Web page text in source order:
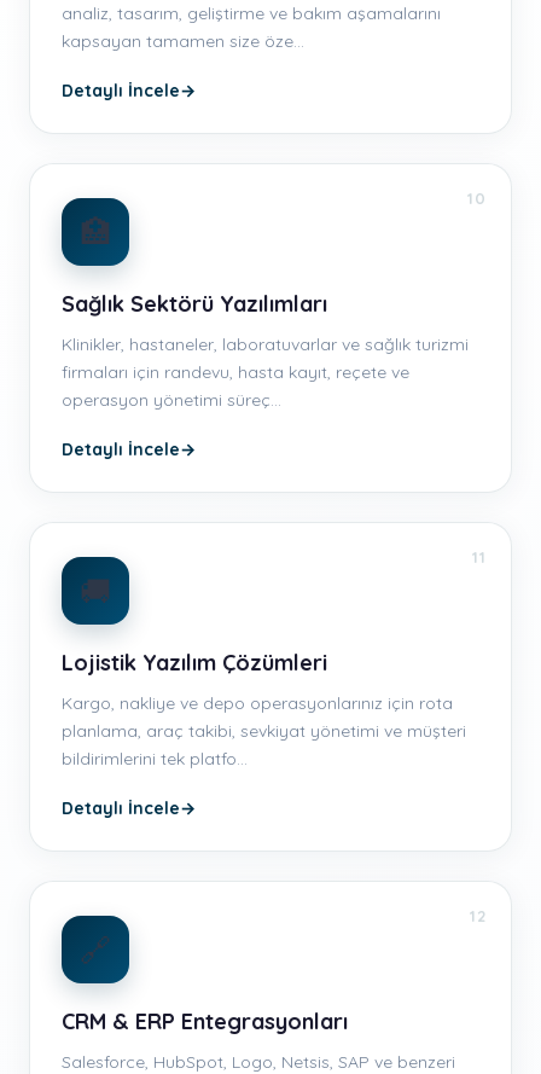
analiz, tasarım, geliştirme ve bakım aşamalarını
kapsayan tamamen size öze…
Detaylı İncele→
10
🏥
Sağlık Sektörü Yazılımları
Klinikler, hastaneler, laboratuvarlar ve sağlık turizmi
firmaları için randevu, hasta kayıt, reçete ve
operasyon yönetimi süreç…
Detaylı İncele→
11
🚚
Lojistik Yazılım Çözümleri
Kargo, nakliye ve depo operasyonlarınız için rota
planlama, araç takibi, sevkiyat yönetimi ve müşteri
bildirimlerini tek platfo…
Detaylı İncele→
12
🔗
CRM & ERP Entegrasyonları
Salesforce, HubSpot, Logo, Netsis, SAP ve benzeri